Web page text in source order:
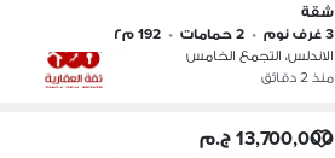
شقة
3 غرف نوم
• 2 حمامات • 192 م٢
الاندلس، التجمع الخامس
منذ 2 دقائق
13,700,000 ج.م